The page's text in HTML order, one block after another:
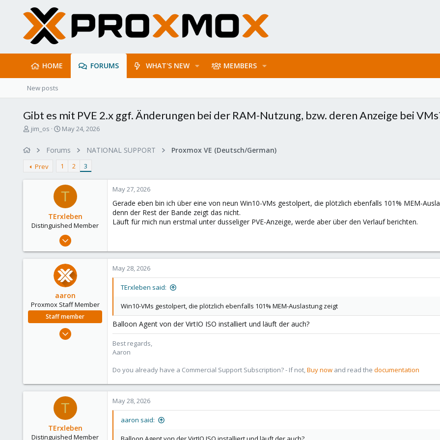
HOME FORUMS WHAT'S NEW MEMBERS
New posts
Gibt es mit PVE 2.x ggf. Änderungen bei der RAM-Nutzung, bzw. deren Anzeige bei
T
a
s
e
jim_os
S
r
t
a
t
May 24, 2026
Forums NATIONAL SUPPORT Proxmox VE (Deutsch/German)
Prev 1 2 3
T
TErxleben
Distinguished Member
Oct 20, 2008
324
May 27, 2026
Gerade eben bin ich über eine von neun Win10-VMs gestolpert, die plötzlich ebenfalls 101% MEM-
denn der Rest der Bande zeigt das nicht.
Läuft für mich nun erstmal unter dusseliger PVE-Anzeige, werde aber über den Verlauf berichten.
aaron
Proxmox Staff Member
Staff member
May 28, 2026
TErxleben said:
Win10-VMs gestolpert, die plötzlich ebenfalls 101% MEM-Auslastung zeigt
Balloon Agent von der VirtIO ISO installiert und läuft der auch?
Best regards,
Aaron
Do you already have a Commercial Support Subscription? - If not,Buy now and read the documentation
T
TErxleben
Distinguished Member
May 28, 2026
aaron said: